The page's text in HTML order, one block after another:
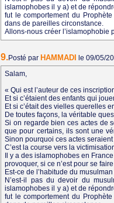
islamophobes il y a) et de
fut le comportement du
dans de pareilles circonstance.
Allons-nous créer
9.Posté par HAMMADI le 09/05/
Salam,
« Qui est l’auteur de ces
Et si c’étaient des enfants qui
Et si c’était des vielles querelles
De toutes façons, la véritable
Si on regarde bien ces actes de
que pour certains, ils sont une
Sinon pourquoi ces actes
C’est la course vers la
Il y a des islamophobes en
provoquer, si ce n’est pour se
Est-ce de l’habitude du
N’est-il pas du devoir du
islamophobes il y a) et de
fut le comportement du